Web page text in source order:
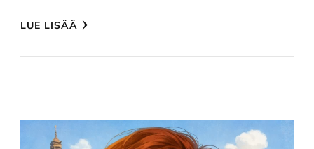
LUE LISÄÄ